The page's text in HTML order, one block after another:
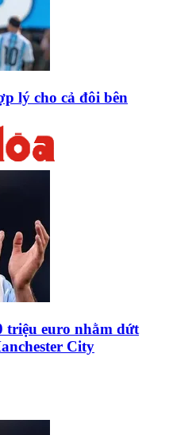
lý cho cả đôi bên
triệu euro nhằm dứt
City